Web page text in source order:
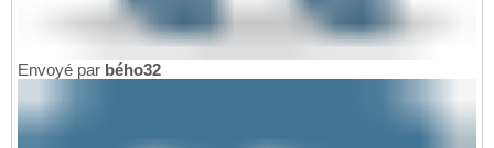
Envoyé par bého32